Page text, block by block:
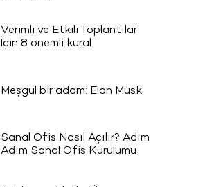
Verimli ve Etkili Toplantılar
İçin 8 önemli kural
Meşgul bir adam: Elon Musk
Sanal Ofis Nasıl Açılır? Adım
Adım Sanal Ofis Kurulumu